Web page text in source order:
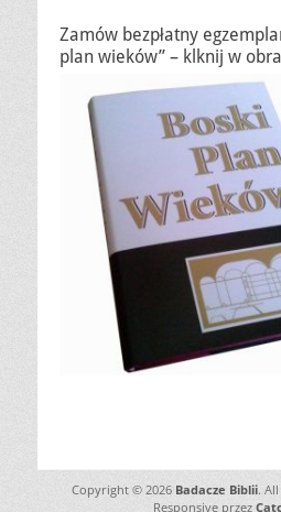
Zamów bezpłatny
plan wieków” – klknij w
Copyright © 2026 Badacze Biblii.
Responsive przez